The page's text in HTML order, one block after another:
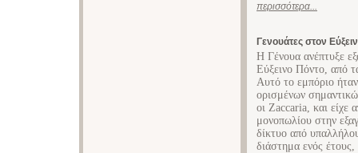
περισσότερα...
Γενουάτες στον
Η Γένουα ανέπτυξε
Εύξεινο Πόντο, από
Αυτό το εμπόριο
ορισμένων
οι Zaccaria, και είχε
μονοπωλίου στην
δίκτυο από
διάστημα ενός έτους,